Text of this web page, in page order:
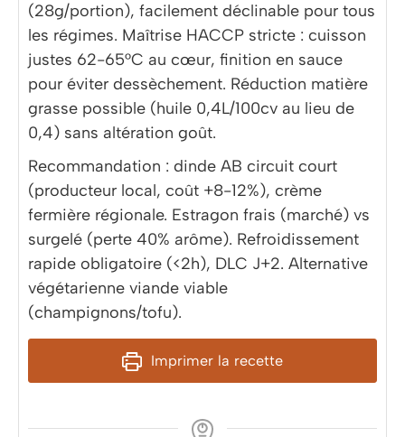
(28g/portion), facilement déclinable pour tous
les régimes. Maîtrise HACCP stricte : cuisson
justes 62-65°C au cœur, finition en sauce
pour éviter dessèchement. Réduction matière
grasse possible (huile 0,4L/100cv au lieu de
0,4) sans altération goût.
Recommandation : dinde AB circuit court
(producteur local, coût +8-12%), crème
fermière régionale. Estragon frais (marché) vs
surgelé (perte 40% arôme). Refroidissement
rapide obligatoire (<2h), DLC J+2. Alternative
végétarienne viande viable
(champignons/tofu).
Imprimer la recette